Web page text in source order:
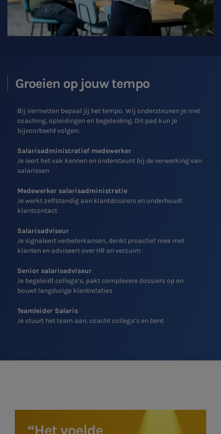
Groeien op jouw tempo
Bij Vermetten bepaal jij het tempo. Wij ondersteunen je met
coaching, opleidingen en begeleiding. Dit pad kun je
bijvoorbeeld volgen:
Salarisadministratief medewerker
Je leert het vak kennen en ondersteunt bij de verwerking van
salarissen
Medewerker salarisadministratie
Je werkt zelfstandig aan klantdossiers en onderhoudt
klantcontact
Salarisadviseur
Je signaleert verbeterkansen, denkt proactief mee met
klanten en adviseert over HR en verzuim
Senior salarisadviseur
Je begeleidt collega’s, pakt complexere dossiers op en
bouwt langdurige klantrelaties
Teamleider Salaris
Je stuurt het team aan, coacht collega’s en bent